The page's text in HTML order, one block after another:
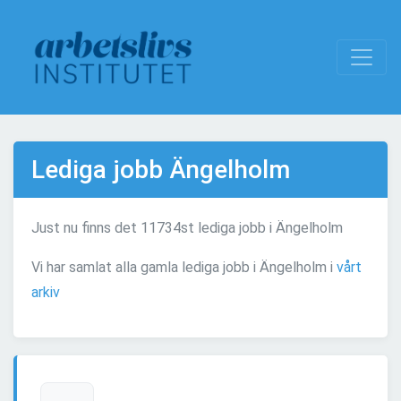
Lediga jobb Ängelholm
Just nu finns det 11734st lediga jobb i Ängelholm
Vi har samlat alla gamla lediga jobb i Ängelholm i vårt
arkiv